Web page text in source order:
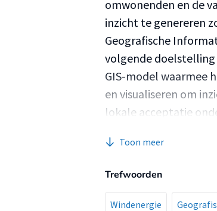
omwonenden en de
inzicht te genereren
Geografische
volgende
GIS-model waarmee
en visualiseren om
lokale acceptatie
Toon meer
Trefwoorden
Windenergie